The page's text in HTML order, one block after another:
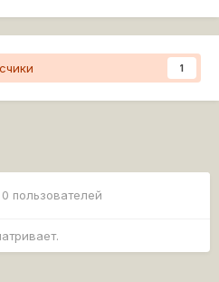
1
0 пользователей